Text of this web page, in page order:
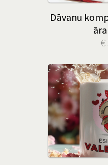
Dāvanu
€